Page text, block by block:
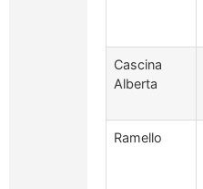
Cascina
Alberta
Ramello